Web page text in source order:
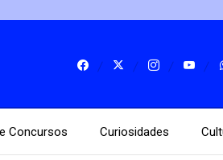
Concursos Curiosidades